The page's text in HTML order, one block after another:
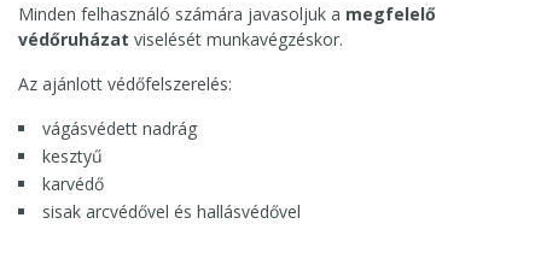
Minden felhasználó számára javasoljuk a megfelelő
védőruházat viselését munkavégzéskor.
Az ajánlott védőfelszerelés:
vágásvédett nadrág
kesztyű
karvédő
sisak arcvédővel és hallásvédővel